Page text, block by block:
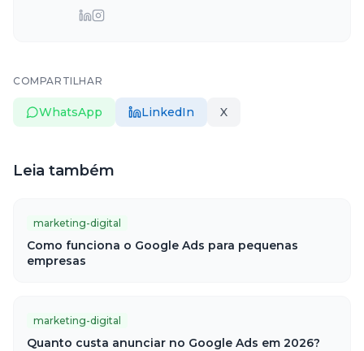
COMPARTILHAR
WhatsApp LinkedIn X
Leia também
marketing-digital
Como funciona o Google Ads para pequenas
empresas
marketing-digital
Quanto custa anunciar no Google Ads em 2026?